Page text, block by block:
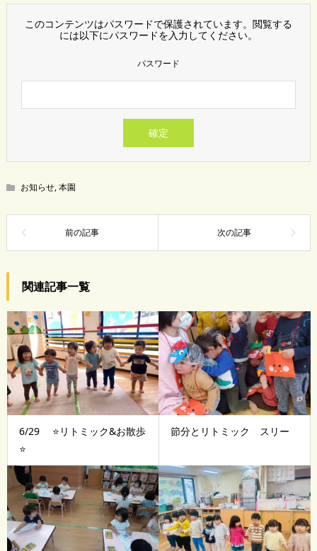
このコンテンツはパスワードで保護されています。閲覧する
には以下にパスワードを入力してください。
パスワード
お知らせ,本園
関連記事一覧
6/29 ⭐️リトミック&お散歩
⭐️
節分とリトミック スリー